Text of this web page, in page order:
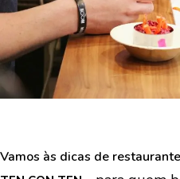
Vamos às dicas de